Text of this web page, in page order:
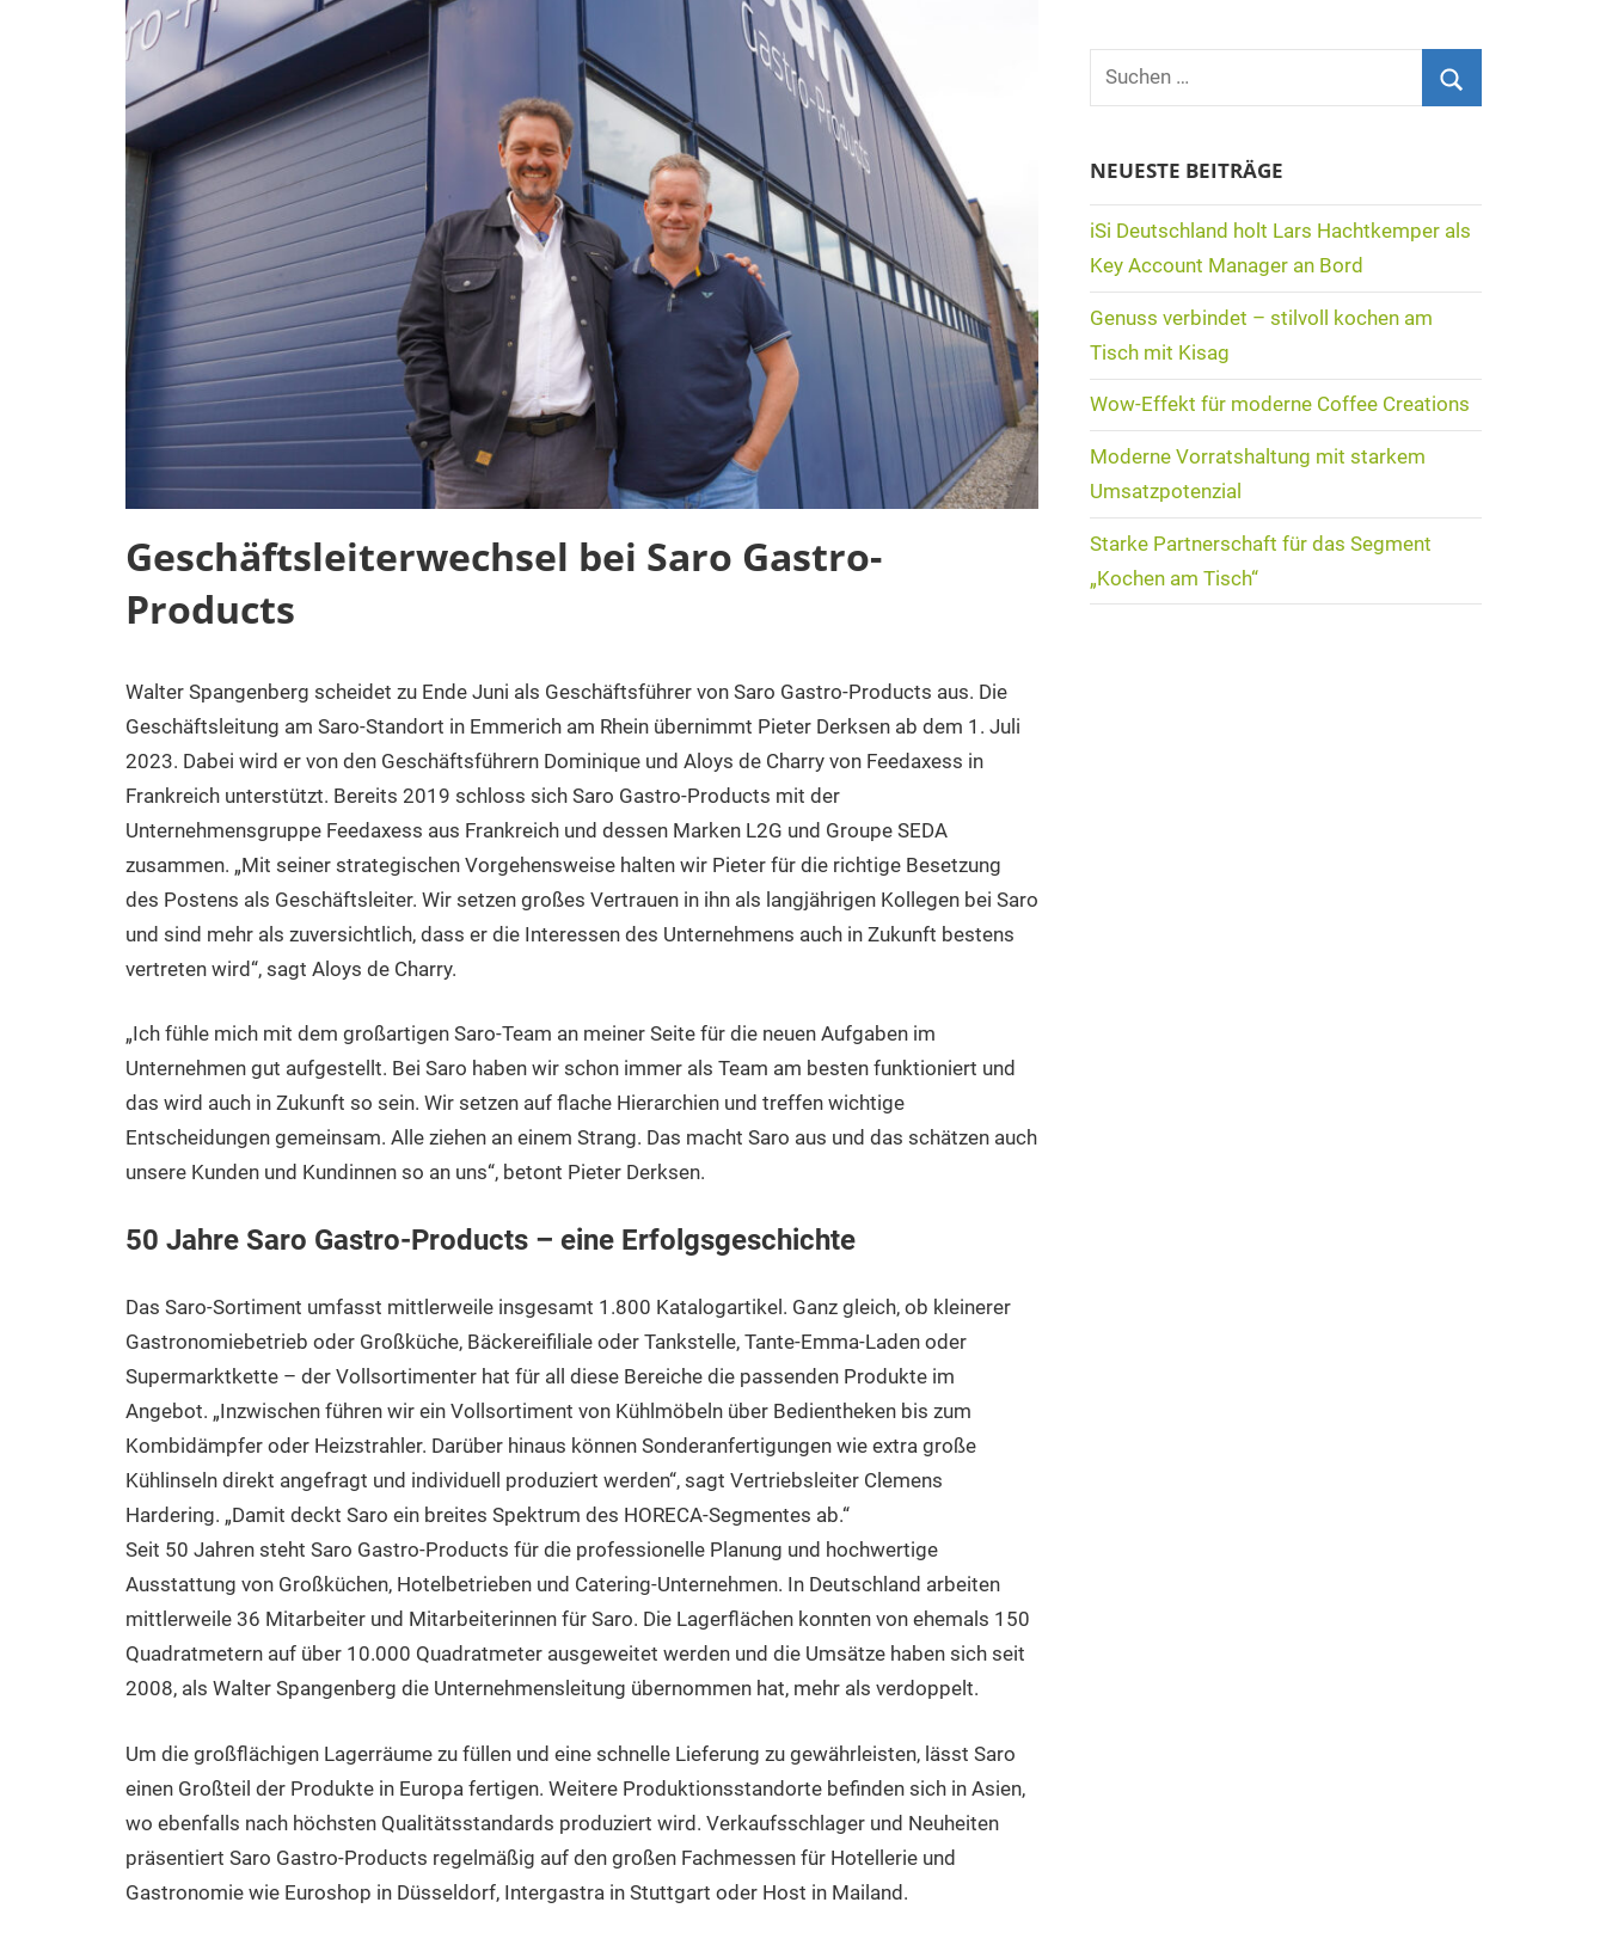
Geschäftsleiterwechsel bei Saro Gastro-
Products
30.
Juni
2023
Carina
Pressemitteilungen
Walter Spangenberg scheidet zu Ende Juni als Geschäftsführer von Saro Gastro-Products aus. Die
Geschäftsleitung am Saro-Standort in Emmerich am Rhein übernimmt Pieter Derksen ab dem 1. Juli
2023. Dabei wird er von den Geschäftsführern Dominique und Aloys de Charry von Feedaxess in
Frankreich unterstützt. Bereits 2019 schloss sich Saro Gastro-Products mit der
Unternehmensgruppe Feedaxess aus Frankreich und dessen Marken L2G und Groupe SEDA
zusammen. „Mit seiner strategischen Vorgehensweise halten wir Pieter für die richtige Besetzung
des Postens als Geschäftsleiter. Wir setzen großes Vertrauen in ihn als langjährigen Kollegen bei Saro
und sind mehr als zuversichtlich, dass er die Interessen des Unternehmens auch in Zukunft bestens
vertreten wird“, sagt Aloys de Charry.
„Ich fühle mich mit dem großartigen Saro-Team an meiner Seite für die neuen Aufgaben im
Unternehmen gut aufgestellt. Bei Saro haben wir schon immer als Team am besten funktioniert und
das wird auch in Zukunft so sein. Wir setzen auf flache Hierarchien und treffen wichtige
Entscheidungen gemeinsam. Alle ziehen an einem Strang. Das macht Saro aus und das schätzen auch
unsere Kunden und Kundinnen so an uns“, betont Pieter Derksen.
50 Jahre Saro Gastro-Products – eine Erfolgsgeschichte
Das Saro-Sortiment umfasst mittlerweile insgesamt 1.800 Katalogartikel. Ganz gleich, ob kleinerer
Gastronomiebetrieb oder Großküche, Bäckereifiliale oder Tankstelle, Tante-Emma-Laden oder
Supermarktkette – der Vollsortimenter hat für all diese Bereiche die passenden Produkte im
Angebot. „Inzwischen führen wir ein Vollsortiment von Kühlmöbeln über Bedientheken bis zum
Kombidämpfer oder Heizstrahler. Darüber hinaus können Sonderanfertigungen wie extra große
Kühlinseln direkt angefragt und individuell produziert werden“, sagt Vertriebsleiter Clemens
Hardering. „Damit deckt Saro ein breites Spektrum des HORECA-Segmentes ab.“
Seit 50 Jahren steht Saro Gastro-Products für die professionelle Planung und hochwertige
Ausstattung von Großküchen, Hotelbetrieben und Catering-Unternehmen. In Deutschland arbeiten
mittlerweile 36 Mitarbeiter und Mitarbeiterinnen für Saro. Die Lagerflächen konnten von ehemals 150
Quadratmetern auf über 10.000 Quadratmeter ausgeweitet werden und die Umsätze haben sich seit
2008, als Walter Spangenberg die Unternehmensleitung übernommen hat, mehr als verdoppelt.
Um die großflächigen Lagerräume zu füllen und eine schnelle Lieferung zu gewährleisten, lässt Saro
einen Großteil der Produkte in Europa fertigen. Weitere Produktionsstandorte befinden sich in Asien,
wo ebenfalls nach höchsten Qualitätsstandards produziert wird. Verkaufsschlager und Neuheiten
präsentiert Saro Gastro-Products regelmäßig auf den großen Fachmessen für Hotellerie und
Gastronomie wie Euroshop in Düsseldorf, Intergastra in Stuttgart oder Host in Mailand.
Suchen
NEUESTE BEITRÄGE
iSi Deutschland holt Lars Hachtkemper als
Key Account Manager an Bord
Genuss verbindet – stilvoll kochen am
Tisch mit Kisag
Wow-Effekt für moderne Coffee Creations
Moderne Vorratshaltung mit starkem
Umsatzpotenzial
Starke Partnerschaft für das Segment
„Kochen am Tisch“